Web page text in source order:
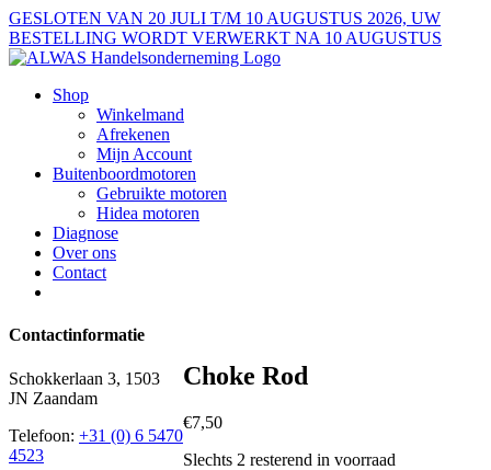
Ga
naar
inhoud
GESLOTEN VAN 20 JULI T/M 10 AUGUSTUS 2026, UW
BESTELLING WORDT VERWERKT NA 10 AUGUSTUS
Shop
Winkelmand
Afrekenen
Mijn Account
Buitenboordmotoren
Gebruikte motoren
Hidea motoren
Diagnose
Over ons
Contact
Choke Rod
€7,50
Slechts 2 resterend in voorraad
Contactinformatie
Schokkerlaan 3, 1503
JN Zaandam
Telefoon: +31 (0) 6 5470
4523